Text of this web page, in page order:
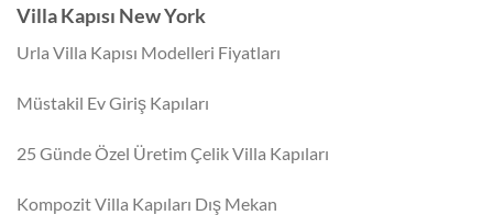
Villa Kapısı New York
Urla Villa Kapısı Modelleri Fiyatları
Müstakil Ev Giriş Kapıları
25 Günde Özel Üretim Çelik Villa Kapıları
Kompozit Villa Kapıları Dış Mekan